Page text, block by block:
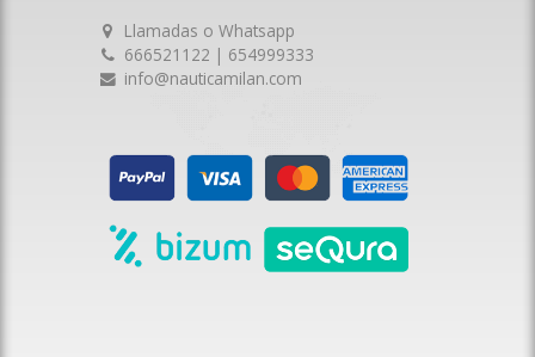
Llamadas o Whatsapp
666521122 | 654999333
info@nauticamilan.com